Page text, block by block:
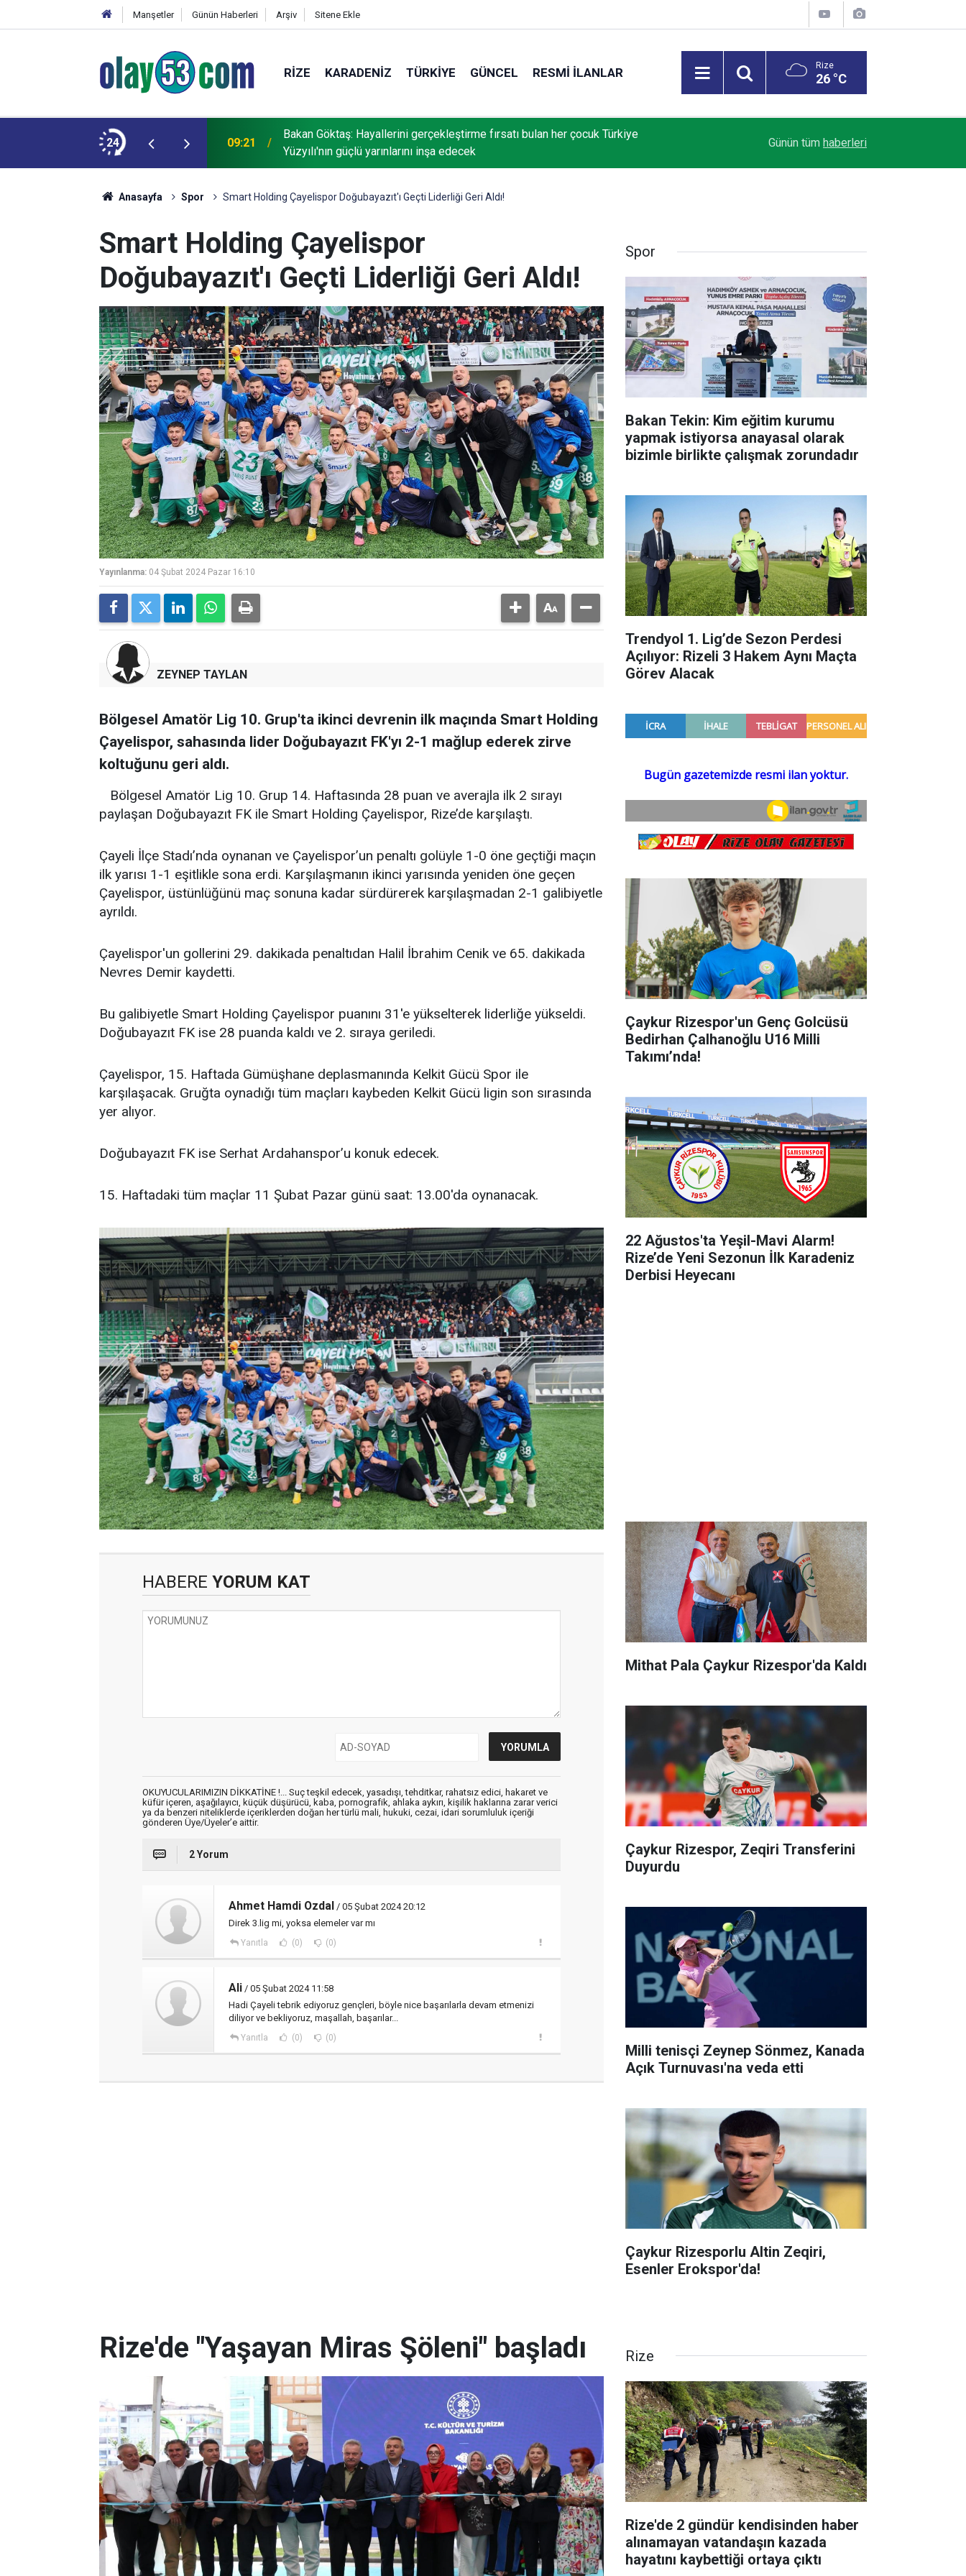
Manşetler Günün Haberleri Arşiv Sitene Ekle
RIZE KARADENIZ TÜRKIYE GÜNCEL RESMI İLANLAR Rize
26 °C
24
"TOLUN P" hedefi tam isabetle vurdu 09:21
Bakan Göktaş: Hayallerini gerçekleştirme fırsatı bulan her çocuk Türkiye
Yüzyılı'nın güçlü yarınlarını inşa edecek
Adalet Bakanı Gürlek: Çözülememiş karanlıkta
Günün tüm haberleri
Anasayfa Spor Smart Holding Çayelispor Doğubayazıt'ı Geçti Liderliği Geri Aldı!
Smart Holding Çayelispor
Doğubayazıt'ı Geçti Liderliği Geri Aldı!
Yayınlanma: 04 Şubat 2024 Pazar 16:10
ZEYNEP TAYLAN
Bölgesel Amatör Lig 10. Grup'ta ikinci devrenin ilk maçında Smart Holding
Çayelispor, sahasında lider Doğubayazıt FK'yı 2-1 mağlup ederek zirve
koltuğunu geri aldı.
Bölgesel Amatör Lig 10. Grup 14. Haftasında 28 puan ve averajla ilk 2 sırayı
paylaşan Doğubayazıt FK ile Smart Holding Çayelispor, Rize’de karşılaştı.
Çayeli İlçe Stadı’nda oynanan ve Çayelispor’un penaltı golüyle 1-0 öne geçtiği maçın
ilk yarısı 1-1 eşitlikle sona erdi. Karşılaşmanın ikinci yarısında yeniden öne geçen
Çayelispor, üstünlüğünü maç sonuna kadar sürdürerek karşılaşmadan 2-1 galibiyetle
ayrıldı.
Çayelispor'un gollerini 29. dakikada penaltıdan Halil İbrahim Cenik ve 65. dakikada
Nevres Demir kaydetti.
Bu galibiyetle Smart Holding Çayelispor puanını 31'e yükselterek liderliğe yükseldi.
Doğubayazıt FK ise 28 puanda kaldı ve 2. sıraya geriledi.
Çayelispor, 15. Haftada Gümüşhane deplasmanında Kelkit Gücü Spor ile
karşılaşacak. Gruğta oynadığı tüm maçları kaybeden Kelkit Gücü ligin son sırasında
yer alıyor.
Doğubayazıt FK ise Serhat Ardahanspor’u konuk edecek.
15. Haftadaki tüm maçlar 11 Şubat Pazar günü saat: 13.00'da oynanacak.
HABERE YORUM KAT
OKUYUCULARIMIZIN DİKKATİNE !... Suç teşkil edecek, yasadışı, tehditkar, rahatsız edici, hakaret ve
küfür içeren, aşağılayıcı, küçük düşürücü, kaba, pornografik, ahlaka aykırı, kişilik haklarına zarar verici
ya da benzeri niteliklerde içeriklerden doğan her türlü mali, hukuki, cezai, idari sorumluluk içeriği
gönderen Üye/Üyeler’e aittir.
2 Yorum
Ahmet Hamdi Ozdal / 05 Şubat 2024 20:12
Direk 3.lig mi, yoksa elemeler var mı
Yanıtla (0) (0)
Ali / 05 Şubat 2024 11:58
Hadi Çayeli tebrik ediyoruz gençleri, böyle nice başarılarla devam etmenizi
diliyor ve bekliyoruz, maşallah, başarılar...
Yanıtla (0) (0)
Spor
Bakan Tekin: Kim eğitim kurumu
yapmak istiyorsa anayasal olarak
bizimle birlikte çalışmak zorundadır
Trendyol 1. Lig’de Sezon Perdesi
Açılıyor: Rizeli 3 Hakem Aynı Maçta
Görev Alacak
Çaykur Rizespor'un Genç Golcüsü
Bedirhan Çalhanoğlu U16 Milli
Takımı’nda!
22 Ağustos'ta Yeşil-Mavi Alarm!
Rize’de Yeni Sezonun İlk Karadeniz
Derbisi Heyecanı
Mithat Pala Çaykur Rizespor'da Kaldı
Çaykur Rizespor, Zeqiri Transferini
Duyurdu
Milli tenisçi Zeynep Sönmez, Kanada
Açık Turnuvası'na veda etti
Çaykur Rizesporlu Altin Zeqiri,
Esenler Erokspor'da!
Rize'de "Yaşayan Miras Şöleni" başladı Rize
Rize'de 2 gündür kendisinden haber
alınamayan vatandaşın kazada
hayatını kaybettiği ortaya çıktı